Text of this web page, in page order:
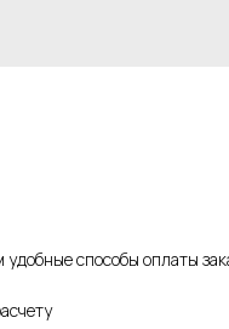
способы оплаты